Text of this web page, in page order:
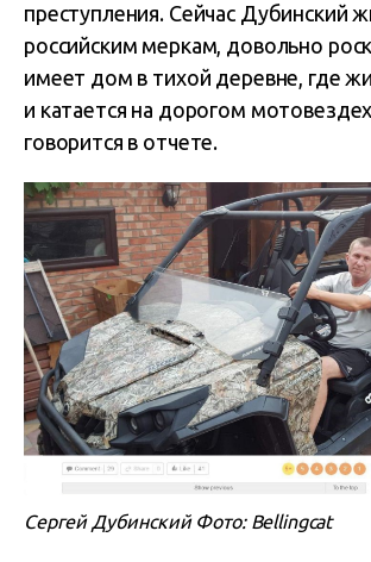
преступления. Сейчас Дубинский
российским меркам, довольно
имеет дом в тихой деревне, где
и катается на дорогом
говорится в отчете.
Сергей Дубинский Фото: Bellingcat